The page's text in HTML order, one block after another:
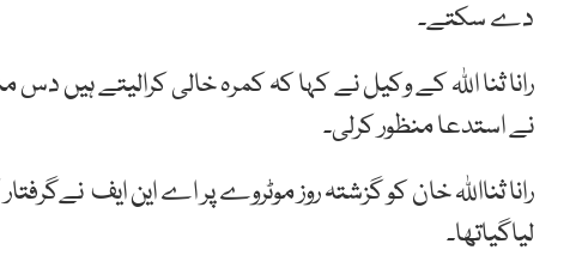
دے سکتے۔
رانا ثنا اللہ کے وکیل نے کہا کہ کمرہ خالی کرالیتے
نے استدعا منظور کرلی۔
رانا ثنااللہ خان کو گزشتہ روز موٹروے پر اے این ایف
لیاگیاتھا۔